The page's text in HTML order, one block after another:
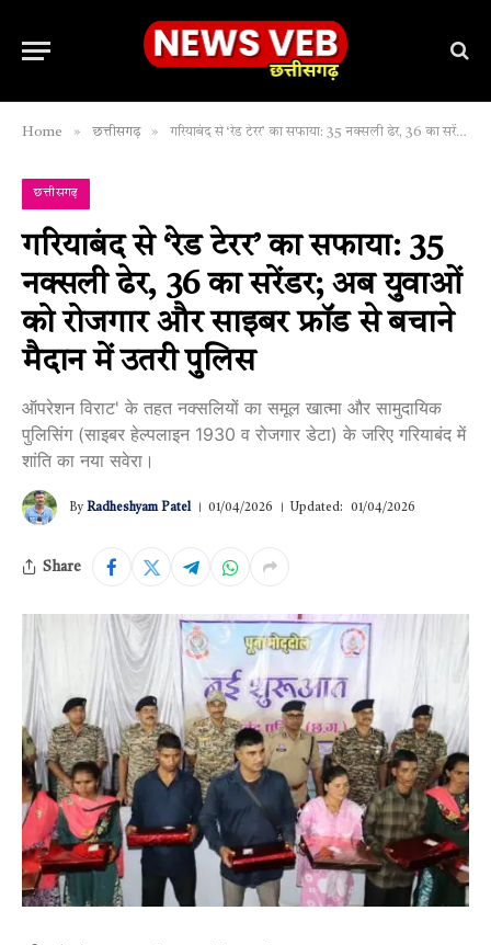
Home » छत्तीसगढ़ » गरियाबंद से ‘रेड टेरर’ का सफाया: 35 नक्सली ढेर, 36 का सरेंडर; अब युवाओं को रोजगार और साइबर फ्रॉड से बचाने मैदान में उतरी पुलिस
छत्तीसगढ़
गरियाबंद से ‘रेड टेरर’ का सफाया: 35
नक्सली ढेर, 36 का सरेंडर; अब युवाओं
को रोजगार और साइबर फ्रॉड से बचाने
मैदान में उतरी पुलिस
ऑपरेशन विराट' के तहत नक्सलियों का समूल खात्मा और सामुदायिक
पुलिसिंग (साइबर हेल्पलाइन 1930 व रोजगार डेटा) के जरिए गरियाबंद में
शांति का नया सवेरा।
By Radheshyam Patel 01/04/2026 Updated: 01/04/2026
Share